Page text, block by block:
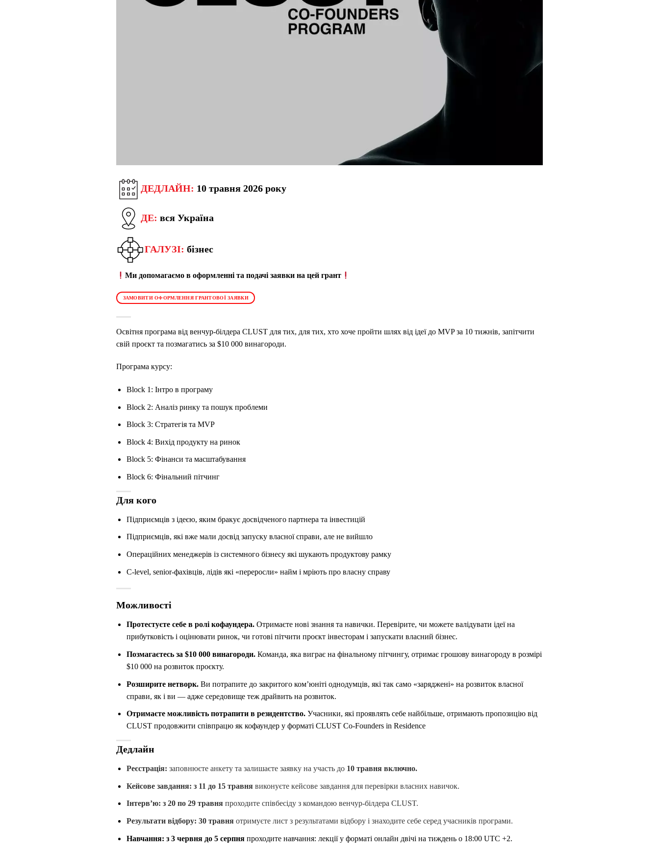
ДЕДЛАЙН: 10 травня 2026 року
ДЕ: вся Україна
ГАЛУЗІ: бізнес
Ми допомагаємо в оформленні та подачі заявки на цей грант
ЗАМОВИТИ ОФОРМЛЕННЯ ГРАНТОВОЇ ЗАЯВКИ
Освітня програма від венчур-білдера CLUST для тих, для тих, хто хоче пройти шлях від ідеї до MVP за 10 тижнів, запітчити
свій проєкт та позмагатись за $10 000 винагороди.
Програма курсу:
Block 1: Інтро в програму
Block 2: Аналіз ринку та пошук проблеми
Block 3: Стратегія та MVP
Block 4: Вихід продукту на ринок
Block 5: Фінанси та масштабування
Block 6: Фінальний пітчинг
Для кого
Підприємців з ідеєю, яким бракує досвідченого партнера та інвестицій
Підприємців, які вже мали досвід запуску власної справи, але не вийшло
Операційних менеджерів із системного бізнесу які шукають продуктову рамку
C-level, senior-фахівців, лідів які «переросли» найм і мріють про власну справу
Можливості
Протестуєте себе в ролі кофаундера. Отримаєте нові знання та навички. Перевірите, чи можете валідувати ідеї на
прибутковість і оцінювати ринок, чи готові пітчити проєкт інвесторам і запускати власний бізнес.
Позмагаєтесь за $10 000 винагороди. Команда, яка виграє на фінальному пітчингу, отримає грошову винагороду в розмірі
$10 000 на розвиток проєкту.
Розширите нетворк. Ви потрапите до закритого комʼюніті однодумців, які так само «заряджені» на розвиток власної
справи, як і ви — адже середовище теж драйвить на розвиток.
Отримаєте можливість потрапити в резидентство. Учасники, які проявлять себе найбільше, отримають пропозицію від
CLUST продовжити співпрацю як кофаундер у форматі CLUST Co-Founders in Residence
Дедлайн
Реєстрація: заповнюєте анкету та залишаєте заявку на участь до 10 травня включно.
Кейсове завдання: з 11 до 15 травнявиконуєте кейсове завдання для перевірки власних навичок.
Інтервʼю: з20 по 29 травняпроходите співбесіду з командою венчур-білдера CLUST.
Результати відбору: 30 травняотримуєте лист з результатами відбору і знаходите себе серед учасників програми.
Навчання: з 3 червня до 5 серпняпроходите навчання: лекції у форматі онлайн двічі на тиждень о 18:00 UTC +2.